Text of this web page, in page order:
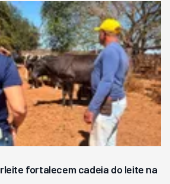
fortalecem cadeia do leite na